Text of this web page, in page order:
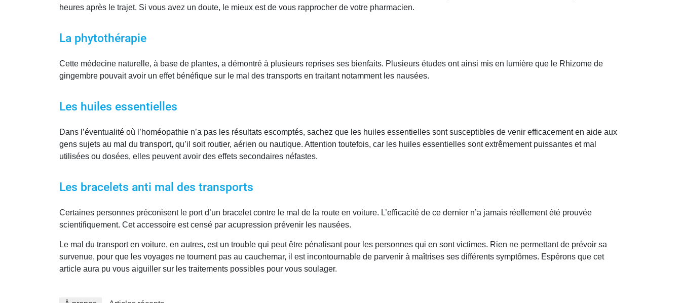
heures après le trajet. Si vous avez un doute, le mieux est de vous rapprocher de votre pharmacien.
La phytothérapie
Cette médecine naturelle, à base de plantes, a démontré à plusieurs reprises ses bienfaits. Plusieurs études ont ainsi mis en lumière que le Rhizome de
gingembre pouvait avoir un effet bénéfique sur le mal des transports en traitant notamment les nausées.
Les huiles essentielles
Dans l’éventualité où l’homéopathie n’a pas les résultats escomptés, sachez que les huiles essentielles sont susceptibles de venir efficacement en aide aux
gens sujets au mal du transport, qu’il soit routier, aérien ou nautique. Attention toutefois, car les huiles essentielles sont extrêmement puissantes et mal
utilisées ou dosées, elles peuvent avoir des effets secondaires néfastes.
Les bracelets anti mal des transports
Certaines personnes préconisent le port d’un bracelet contre le mal de la route en voiture. L’efficacité de ce dernier n’a jamais réellement été prouvée
scientifiquement. Cet accessoire est censé par acupression prévenir les nausées.
Le mal du transport en voiture, en autres, est un trouble qui peut être pénalisant pour les personnes qui en sont victimes. Rien ne permettant de prévoir sa
survenue, pour que les voyages ne tournent pas au cauchemar, il est incontournable de parvenir à maîtrises ses différents symptômes. Espérons que cet
article aura pu vous aiguiller sur les traitements possibles pour vous soulager.